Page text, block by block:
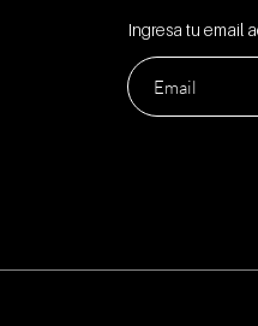
Ingresa tu email